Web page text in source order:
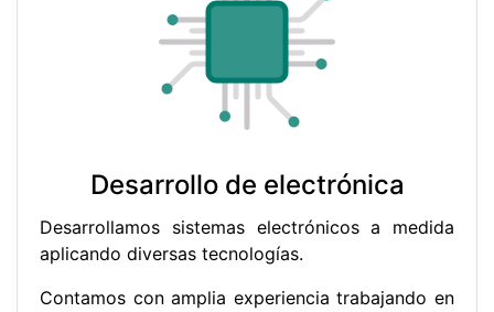
Desarrollo de electrónica
Desarrollamos sistemas electrónicos a medida
aplicando diversas tecnologías.
Contamos con amplia experiencia trabajando en